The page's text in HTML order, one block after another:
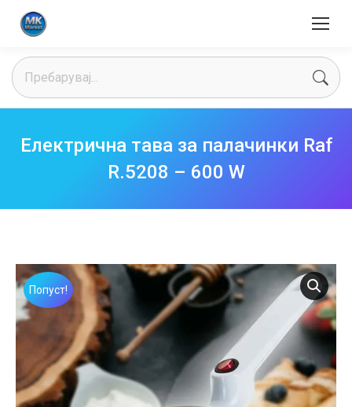
Search:
Електрична тава за палачинки Raf
R.5208 – 600 W
Попуст!